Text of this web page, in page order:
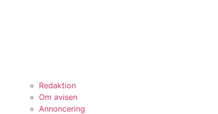
Redaktion
Om avisen
Annoncering